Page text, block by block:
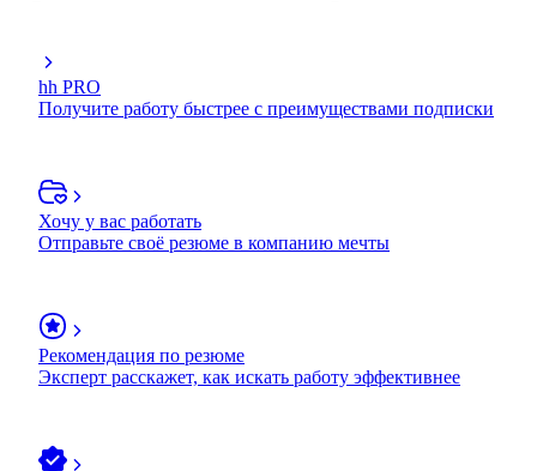
hh PRO
Получите работу быстрее с преимуществами подписки
Хочу у вас работать
Отправьте своё резюме в компанию мечты
Рекомендация по резюме
Эксперт расскажет, как искать работу эффективнее